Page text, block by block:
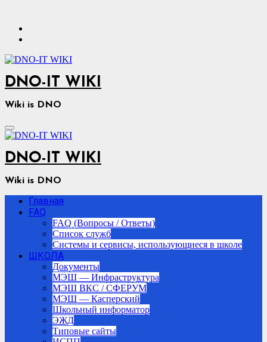
содержимому
DNO-IT WIKI
Wiki is DNO
DNO-IT WIKI
Wiki is DNO
Главная
FAQ
FAQ (Вопросы / Ответы)
Список служб
Системы и сервисы, использующиеся в школе
ШКОЛА
Документы
МЭШ — Инфраструктура
МЭШ ВКС / СФЕРУМ
МЭШ — Касперский
Школьный информатор
ЭЖД
Типовые сайты